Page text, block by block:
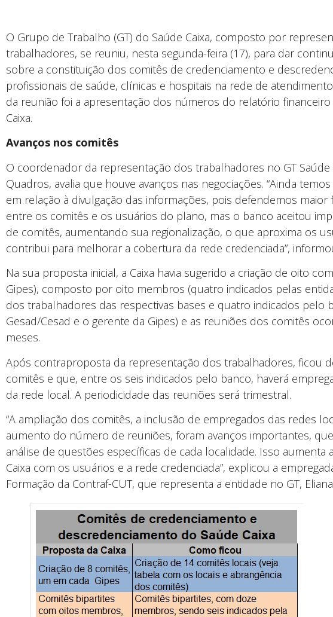
O Grupo de Trabalho (GT) do Saúde Caixa, composto por
trabalhadores, se reuniu, nesta segunda-feira (17), para dar
sobre a constituição dos comitês de credenciamento e
profissionais de saúde, clínicas e hospitais na rede de
da reunião foi a apresentação dos números do relatório
Caixa.
Avanços nos comitês
O coordenador da representação dos trabalhadores no GT Saúde
Quadros, avalia que houve avanços nas negociações. “Ainda
em relação à divulgação das informações, pois defendemos
entre os comitês e os usuários do plano, mas o banco aceitou
de comitês, aumentando sua regionalização, o que aproxima os
contribui para melhorar a cobertura da rede credenciada”,
Na sua proposta inicial, a Caixa havia sugerido a criação de oito
Gipes), composto por oito membros (quatro indicados pelas
dos trabalhadores das respectivas bases e quatro indicados pelo
Gesad/Cesad e o gerente da Gipes) e as reuniões dos comitês
meses.
Após contraproposta da representação dos trabalhadores, ficou
comitês e que, entre os seis indicados pelo banco, haverá
da rede local. A periodicidade das reuniões será trimestral.
“A ampliação dos comitês, a inclusão de empregados das redes
aumento do número de reuniões, foram avanços importantes,
análise de questões específicas de cada localidade. Isso aumenta
Caixa com os usuários e a rede credenciada”, explicou a
Formação da Contraf-CUT, que representa a entidade no GT,